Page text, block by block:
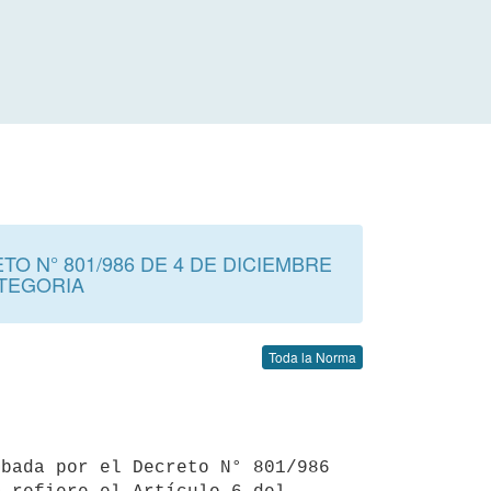
N° 801/986 DE 4 DE DICIEMBRE
Toda la Norma